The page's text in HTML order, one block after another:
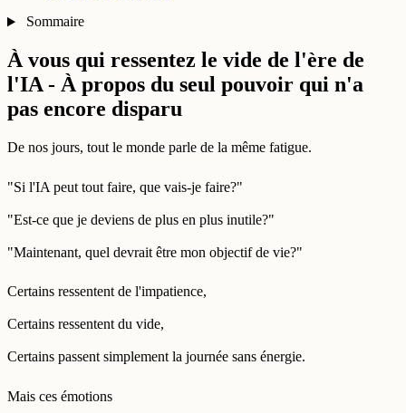
Sommaire
À vous qui ressentez le vide de l'ère de
l'IA - À propos du seul pouvoir qui n'a
pas encore disparu
De nos jours, tout le monde parle de la même fatigue.
"Si l'IA peut tout faire, que vais-je faire?"
"Est-ce que je deviens de plus en plus inutile?"
"Maintenant, quel devrait être mon objectif de vie?"
Certains ressentent de l'impatience,
Certains ressentent du vide,
Certains passent simplement la journée sans énergie.
Mais ces émotions